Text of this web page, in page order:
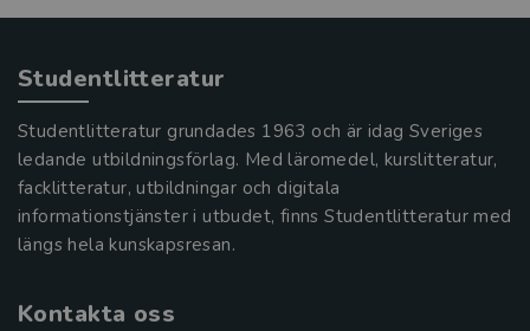
Studentlitteratur
Studentlitteratur grundades 1963 och är idag Sveriges
ledande utbildningsförlag. Med läromedel, kurslitteratur,
facklitteratur, utbildningar och digitala
informationstjänster i utbudet, finns Studentlitteratur med
längs hela kunskapsresan.
Kontakta oss